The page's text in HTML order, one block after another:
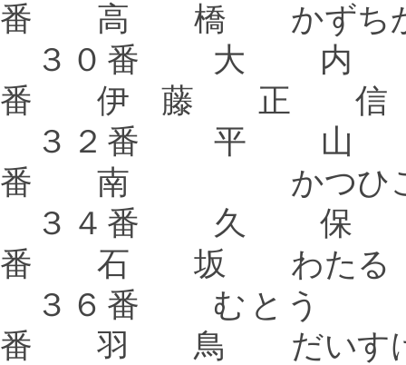
番 高 橋 かずち
３０番 大
番 伊 藤 正 信
３２番 平
番 南 かつひ
３４番 久
番 石 坂 わたる
３６番
番 羽 鳥 だいす